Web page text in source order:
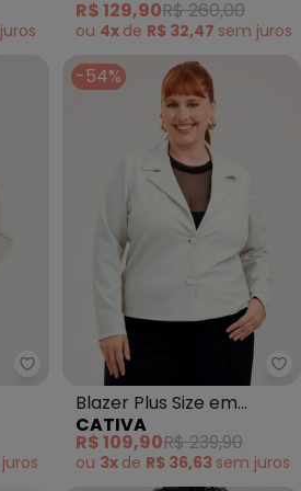
juros
R$ 129,90R$ 260,00
ou 4x de R$ 32,47 sem juros
Endless - Blazer Alfaiataria
juros
-54%
Blazer Plus Size em
Tecido com Brilho (Off
White)
CATIVA
R$ 109,90R$ 239,90
ou 3x de R$ 36,63 sem juros